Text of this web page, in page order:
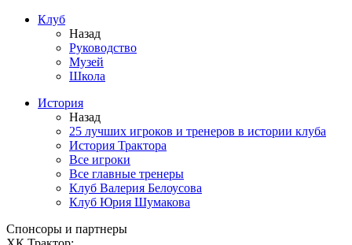
Клуб
Назад
Руководство
Музей
Школа
История
Назад
25 лучших игроков и тренеров в истории клуба
История Трактора
Все игроки
Все главные тренеры
Клуб Валерия Белоусова
Клуб Юрия Шумакова
Спонсоры и партнеры